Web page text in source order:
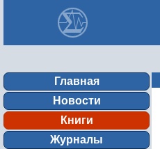
Главная
Новости
Книги
Журналы